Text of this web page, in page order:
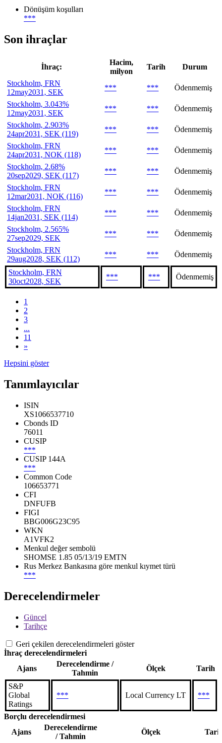
Dönüşüm koşulları
***
Son ihraçlar
İhraç:
Hacim,
milyon
Tarih
Durum
Stockholm, FRN
12may2031, SEK
*** ***
Ödenmemiş
Stockholm, 3.043%
12may2031, SEK
*** ***
Ödenmemiş
Stockholm, 2.903%
24apr2031, SEK (119)
*** ***
Ödenmemiş
Stockholm, FRN
24apr2031, NOK (118)
*** ***
Ödenmemiş
Stockholm, 2.68%
20sep2029, SEK (117)
*** ***
Ödenmemiş
Stockholm, FRN
12mar2031, NOK (116)
*** ***
Ödenmemiş
Stockholm, FRN
14jan2031, SEK (114)
*** ***
Ödenmemiş
Stockholm, 2.565%
27sep2029, SEK
*** ***
Ödenmemiş
Stockholm, FRN
29aug2028, SEK (112)
*** *** Ödenmemiş
Stockholm, FRN
30oct2028, SEK
*** *** Ödenmemiş
1
2
3
...
11
»
Hepsini göster
Tanımlayıcılar
ISIN
XS1066537710
Cbonds ID
76011
CUSIP
***
CUSIP 144A
***
Common Code
106653771
CFI
DNFUFB
FIGI
BBG006G23C95
WKN
A1VFK2
Menkul değer sembolü
SHOMSE 1.85 05/13/19 EMTN
Rus Merkez Bankasına göre menkul kıymet türü
***
Derecelendirmeler
Güncel
Tarihçe
Geri çekilen derecelendirmeleri göster
İhraç derecelendirmeleri
Ajans
Derecelendirme /
Tahmin
Ölçek Tarih
S&P
Global
Ratings
*** Local Currency LT ***
Borçlu derecelendirmesi
Ajans
Derecelendirme
/ Tahmin
Ölçek